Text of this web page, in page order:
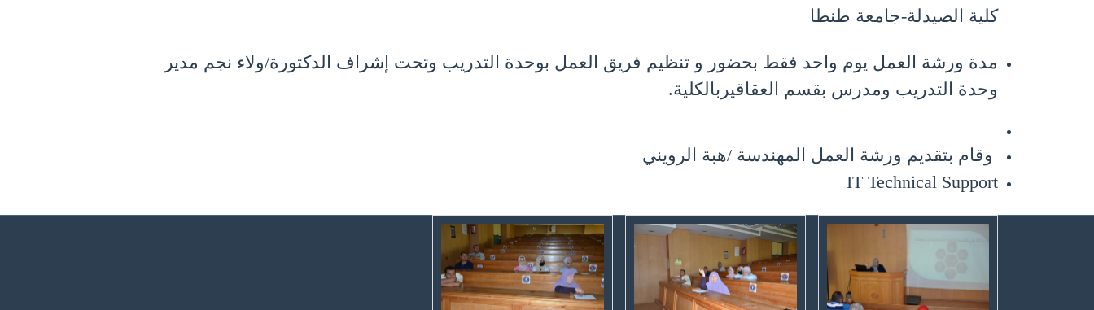
كلية الصيدلة-جامعة طنطا
مدة ورشة العمل يوم واحد فقط بحضور و تنظيم فريق العمل بوحدة التدريب وتحت إشراف الدكتورة/ولاء نجم مدير
وحدة التدريب ومدرس بقسم العقاقيربالكلية.
وقام بتقديم ورشة العمل المهندسة /هبة الرويني
IT Technical Support